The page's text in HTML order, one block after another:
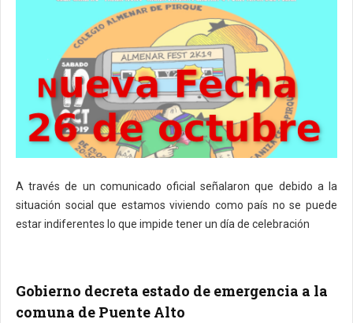
A través de un comunicado oficial señalaron que debido a la
situación social que estamos viviendo como país no se puede
estar indiferentes lo que impide tener un día de celebración
Gobierno decreta estado de emergencia a la
comuna de Puente Alto